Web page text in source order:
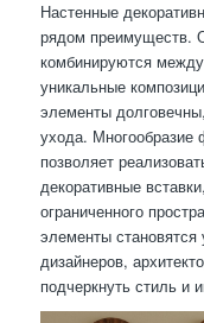
Настенные
рядом преимуществ.
комбинируются
уникальные
элементы
ухода. Многообразие
позволяет
декоративные
ограниченного
элементы
дизайнеров,
подчеркнуть стиль и